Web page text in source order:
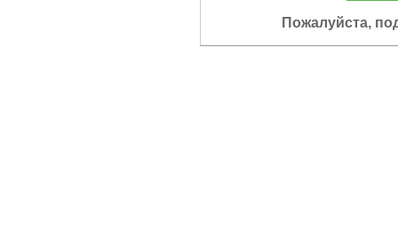
Пожалуйста,